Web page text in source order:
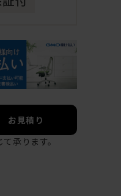
お見積り
承ります。